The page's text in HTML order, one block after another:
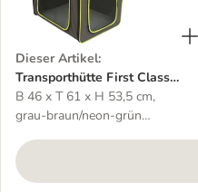
Dieser Artikel:
Transporthütte First Class
Basic
B 46 x T 61 x H 53,5 cm,
grau-braun/neon-grün